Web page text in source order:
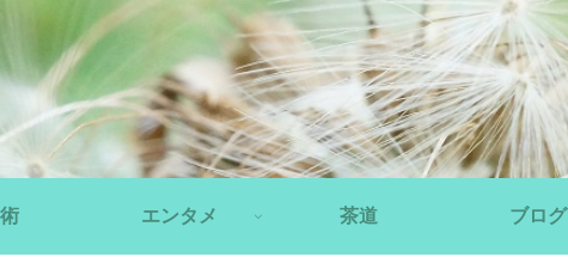
エンタメ 茶道 ブログ